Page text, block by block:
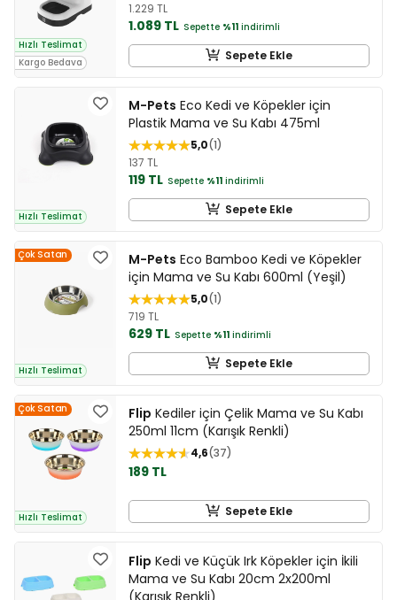
Hızlı Teslimat
Kargo Bedava
1.229 TL
1.089 TL Sepette %11 indirimli
Sepete Ekle
Hızlı Teslimat
M-Pets Eco Kedi ve Köpekler için
Plastik Mama ve Su Kabı 475ml
5,0 1
137 TL
119 TL Sepette %11 indirimli
Sepete Ekle
Çok Satan
Hızlı Teslimat
M-Pets Eco Bamboo Kedi ve Köpekler
için Mama ve Su Kabı 600ml (Yeşil)
5,0 1
719 TL
629 TL Sepette %11 indirimli
Sepete Ekle
Çok Satan
Hızlı Teslimat
Flip Kediler için Çelik Mama ve Su Kabı
250ml 11cm (Karışık Renkli)
4,6 37
189 TL
Sepete Ekle
Flip Kedi ve Küçük Irk Köpekler için İkili
Mama ve Su Kabı 20cm 2x200ml
(Karışık Renkli)